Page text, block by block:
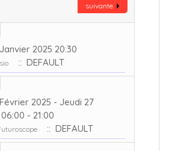
suivante
2025 20:30
:: DEFAULT
2025 - Jeudi 27
- 21:00
:: DEFAULT